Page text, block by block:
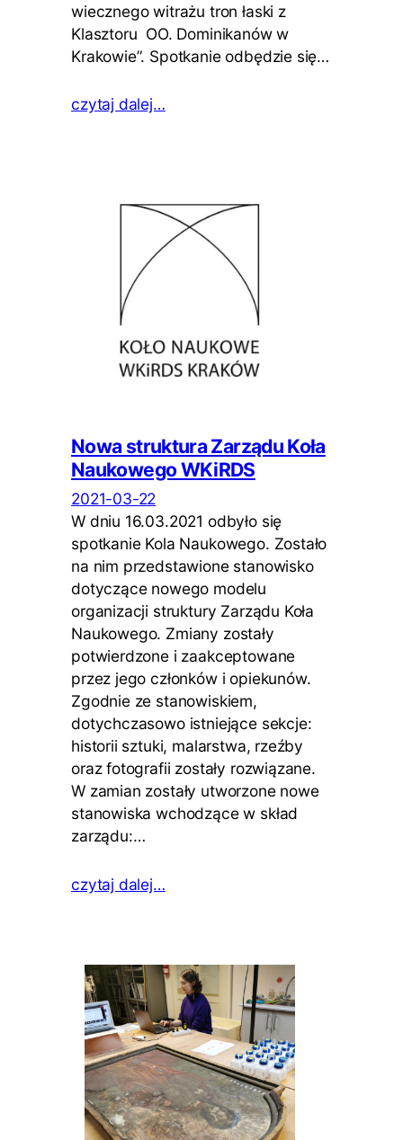
wiecznego witrażu tron łaski z
Klasztoru OO. Dominikanów w
Krakowie”. Spotkanie odbędzie się…
czytaj dalej…
Nowa struktura Zarządu Koła
Naukowego WKiRDS
2021-03-22
W dniu 16.03.2021 odbyło się
spotkanie Kola Naukowego. Zostało
na nim przedstawione stanowisko
dotyczące nowego modelu
organizacji struktury Zarządu Koła
Naukowego. Zmiany zostały
potwierdzone i zaakceptowane
przez jego członków i opiekunów.
Zgodnie ze stanowiskiem,
dotychczasowo istniejące sekcje:
historii sztuki, malarstwa, rzeźby
oraz fotografii zostały rozwiązane.
W zamian zostały utworzone nowe
stanowiska wchodzące w skład
zarządu:…
czytaj dalej…